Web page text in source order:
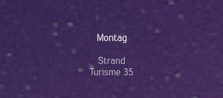
Montag
Strand
Turisme 35